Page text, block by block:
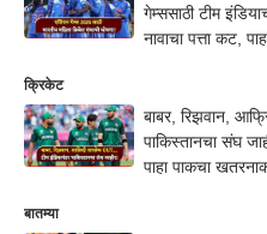
गेम्ससाठी टीम
नावाचा पत्ता कट,
क्रिकेट
बाबर, रिझवान,
पाकिस्तानचा संघ
पाहा पाकचा
बातम्या